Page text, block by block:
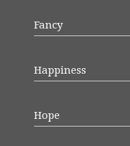
Fancy
Happiness
Hope